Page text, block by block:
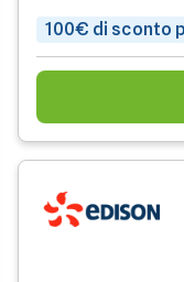
100€ di sconto